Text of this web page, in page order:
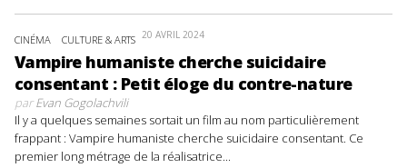
CINÉMA CULTURE & ARTS 20 AVRIL 2024
Vampire humaniste cherche suicidaire
consentant : Petit éloge du contre-nature
parEvan Gogolachvili
Il y a quelques semaines sortait un film au nom particulièrement
frappant : Vampire humaniste cherche suicidaire consentant. Ce
premier long métrage de la réalisatrice...